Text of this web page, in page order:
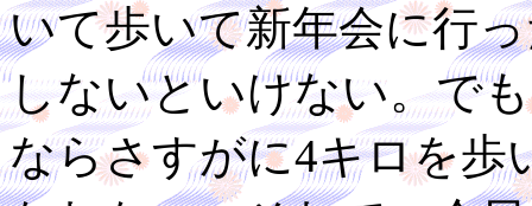
いて歩いて新年会に行
しないといけない。で
ならさすがに4キロを歩